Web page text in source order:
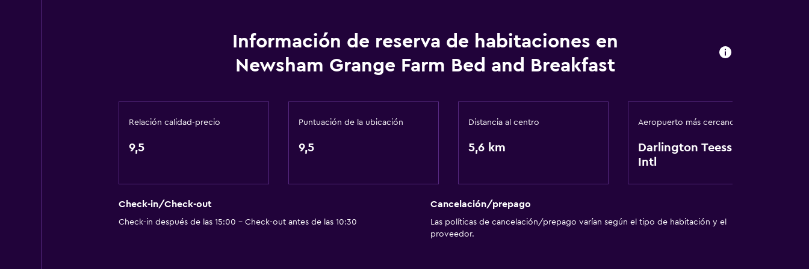
Albornoz
Baño privado
Ropa de cama
Toallas
Extinguidor
Calefacción
Terraza/patio
Parrilla
Unidad ubicada en la planta baja
Hipoalergénico
Para no fumadores
Información de reserva de habitaciones en
Newsham Grange Farm Bed and Breakfast
Relación calidad-precio
9,5
Puntuación de la ubicación
9,5
Distancia al centro
5,6 km
Aeropuerto más cercano
Darlington Teesside
Intl
Check-in/Check-out
Check-in después de las 15:00 - Check-out antes de las 10:30
Cancelación/prepago
Las políticas de cancelación/prepago varían según el tipo de habitación y el
proveedor.